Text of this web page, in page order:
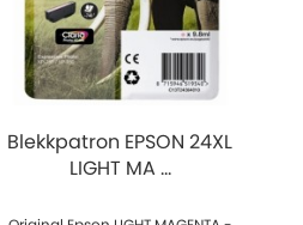
Blekkpatron EPSON 24XL
LIGHT MA ...